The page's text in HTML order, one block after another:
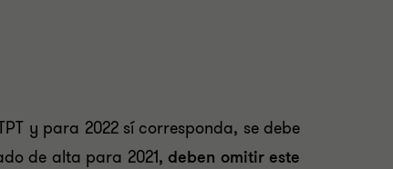
y para 2022 sí corresponda, se debe
de alta para 2021, deben omitir este